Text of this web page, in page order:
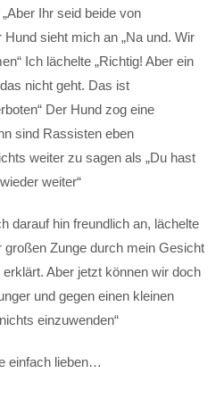
Ihr seid beide von
sieht mich an „Na und. Wir
Ich lächelte „Richtig! Aber ein
nicht geht. Das ist
Der Hund zog eine
sind Rassisten eben
weiter zu sagen als „Du hast
weiter“
darauf hin freundlich an, lächelte
Zunge durch mein Gesicht
Aber jetzt können wir doch
und gegen einen kleinen
einzuwenden“
einfach lieben…